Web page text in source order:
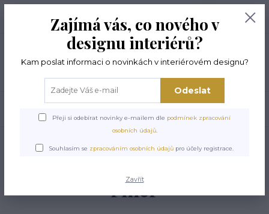
Menu
0,00 Kč
Filler
Zajímá vás, co nového v
designu interiérů?
Kam poslat informaci o novinkách v interiérovém designu?
Odeslat
Přeji si odebírat novinky e-mailem dle podmínek zpracování
osobních údajů.
Souhlasím se zpracováním osobních údajů pro účely registrace.
Zavřít